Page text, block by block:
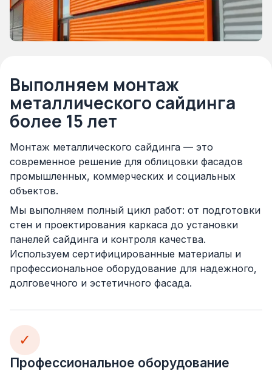
Выполняем монтаж
металлического сайдинга
более 15 лет
Монтаж металлического сайдинга — это
современное решение для облицовки фасадов
промышленных, коммерческих и социальных
объектов.
Мы выполняем полный цикл работ: от подготовки
стен и проектирования каркаса до установки
панелей сайдинга и контроля качества.
Используем сертифицированные материалы и
профессиональное оборудование для надежного,
долговечного и эстетичного фасада.
✓
Профессиональное оборудование